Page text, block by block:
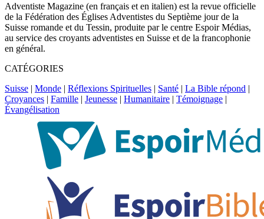
Adventiste Magazine (en français et en italien) est la revue officielle
de la Fédération des Églises Adventistes du Septième jour de la
Suisse romande et du Tessin, produite par le centre Espoir Médias,
au service des croyants adventistes en Suisse et de la francophonie
en général.
CATÉGORIES
Suisse | Monde | Réflexions Spirituelles | Santé | La Bible répond |
Croyances | Famille | Jeunesse | Humanitaire | Témoignage |
Évangélisation